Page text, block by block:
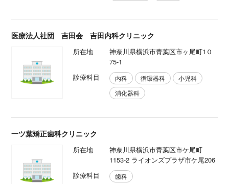
医療法人社団 吉田会 吉田内科クリニック
所在地
神奈川県横浜市青葉区市ヶ尾町1０
75-1
診療科目
内科 循環器科
小児科
消化器科
一ツ葉矯正歯科クリニック
所在地
神奈川県横浜市青葉区市ケ尾町
1153-2 ライオンズプラザ市ケ尾206
診療科目
歯科